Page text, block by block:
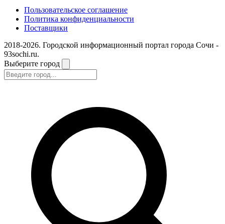
Пользовательское соглашение
Политика конфиденциальности
Поставщики
2018-2026. Городской информационный портал города Сочи -
93sochi.ru.
Выберите город